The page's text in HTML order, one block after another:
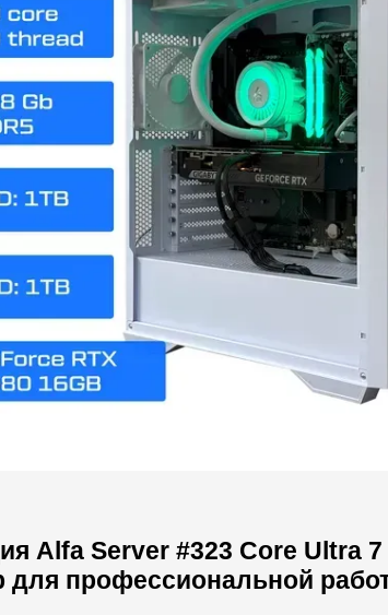
Alfa Server #323 Core Ultra
профессиональной